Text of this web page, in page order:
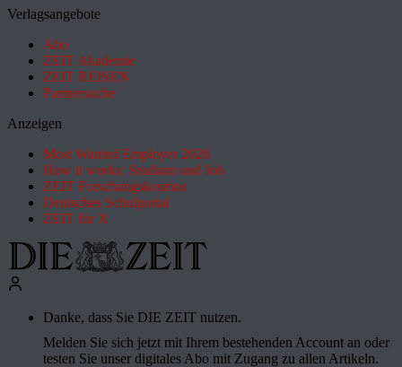
Verlagsangebote
Abo
ZEIT Akademie
ZEIT REISEN
Partnersuche
Anzeigen
Most Wanted Employer 2026
How it works: Studium und Job
ZEIT Forschungskosmos
Deutsches Schulportal
ZEIT für X
Danke, dass Sie DIE ZEIT nutzen.
Melden Sie sich jetzt mit Ihrem bestehenden Account an oder
testen Sie unser digitales Abo mit Zugang zu allen Artikeln.